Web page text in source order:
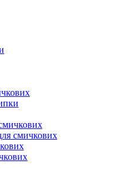
смичкових